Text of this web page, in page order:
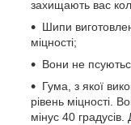
захищають вас
Шипи
міцності;
Вони не
Гума, з якої
рівень міцності.
мінус 40